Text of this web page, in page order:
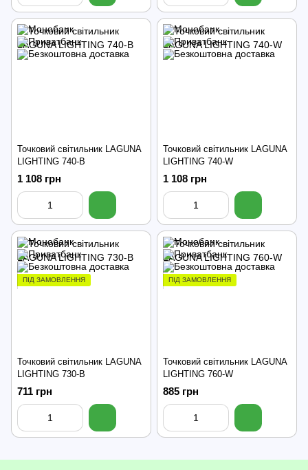
Точковий світильник LAGUNA
LIGHTING 740-B
1 108 грн
Точковий світильник LAGUNA
LIGHTING 740-W
1 108 грн
ПІД ЗАМОВЛЕННЯ
Точковий світильник LAGUNA
LIGHTING 730-B
711 грн
ПІД ЗАМОВЛЕННЯ
Точковий світильник LAGUNA
LIGHTING 760-W
885 грн